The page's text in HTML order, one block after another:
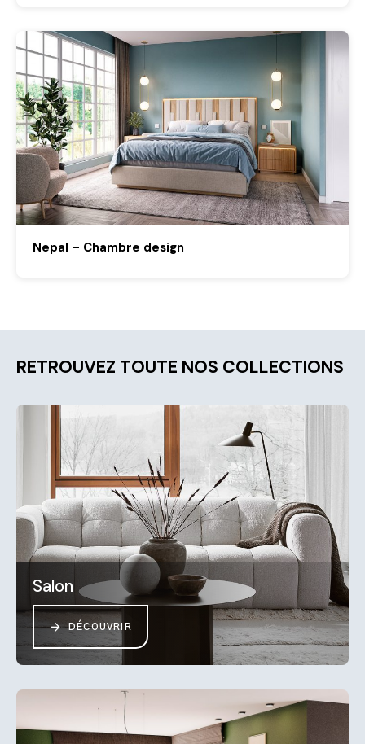
Nepal – Chambre design
RETROUVEZ TOUTE NOS COLLECTIONS
Salon
DÉCOUVRIR